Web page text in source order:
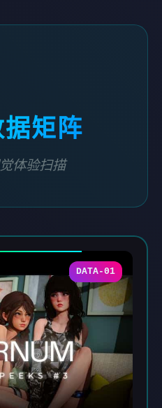
矩阵
体验扫描
DATA-01